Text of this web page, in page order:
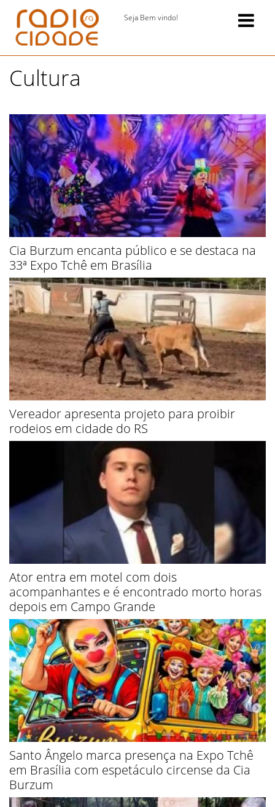
Seja Bem vindo!
Cultura
Cia Burzum encanta público e se destaca na
33ª Expo Tchê em Brasília
Vereador apresenta projeto para proibir
rodeios em cidade do RS
Ator entra em motel com dois
acompanhantes e é encontrado morto horas
depois em Campo Grande
Santo Ângelo marca presença na Expo Tchê
em Brasília com espetáculo circense da Cia
Burzum